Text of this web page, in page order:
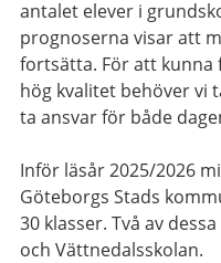
antalet elever i
prognoserna visar att
fortsätta. För att kunna
hög kvalitet behöver vi
ta ansvar för både
Inför läsår 2025/2026
Göteborgs Stads
30 klasser​. Två av
och Vättnedalsskolan.